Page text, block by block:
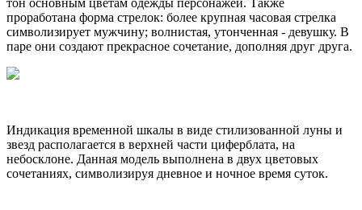
проработана форма стрелок: более крупная часовая стрелка
символизирует мужчину; волнистая, утонченная - девушку. В
паре они создают прекрасное сочетание, дополняя друг друга.
Индикация временной шкалы в виде стилизованной луны и
звезд располагается в верхней части циферблата, на
небосклоне. Данная модель выполнена в двух цветовых
сочетаниях, символизируя дневное и ночное время суток.